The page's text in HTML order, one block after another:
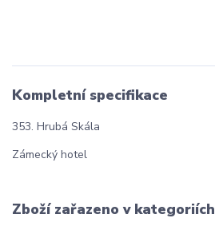
Kompletní specifikace
353. Hrubá Skála
Zámecký hotel
Zboží zařazeno v kategoriích